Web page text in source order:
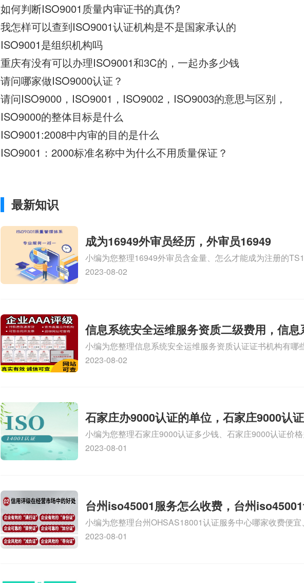
如何判断ISO9001质量内审证书的真伪?
我怎样可以查到ISO9001认证机构是不是国家承认的
ISO9001是组织机构吗
重庆有没有可以办理ISO9001和3C的，一起办多少钱
请问哪家做ISO9000认证？
请问ISO9000，ISO9001，ISO9002，ISO9003的意思与区别，
ISO9000的整体目标是什么
ISO9001:2008中内审的目的是什么
ISO9001：2000标准名称中为什么不用质量保证？
最新知识
成为16949外审员经历，外审员16949
小编为您整理16949外审员含金量、怎么才能成为注册的
审员、我也想16949外审员，不过不了解具体情况、
2023-08-02
信息系统安全运维服务资质二级费用，信
维服务资质二级
小编为您整理信息系统安全运维服务资质认证证书机构有哪
务资质的费用是多少啊、安全运维服务资质哪家便宜、安全
2023-08-02
石家庄办9000认证的单位，石家庄9000认
小编为您整理石家庄9000认证多少钱、石家庄9000认证价
9000认证大概多少钱、石家庄9000认证价格贵吗、石家庄
2023-08-01
台州iso45001服务怎么收费，台州
么收费
小编为您整理台州OHSAS18001认证服务中心哪家收费便
认证，哪个咨询公司服务好、台州CE认证,台州机械机电CE
2023-08-01